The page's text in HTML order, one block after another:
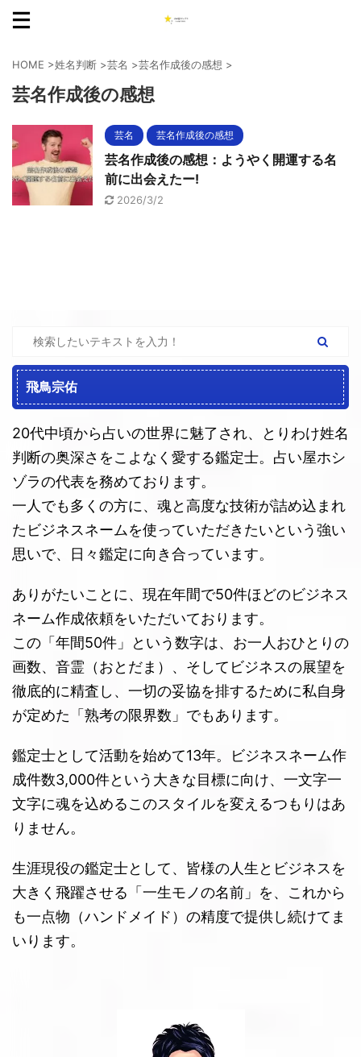
HOME >姓名判断 >芸名 >芸名作成後の感想 >
芸名作成後の感想
芸名 芸名作成後の感想
芸名作成後の感想：ようやく開運する名
前に出会えたー!
2026/3/2
飛鳥宗佑
20代中頃から占いの世界に魅了され、とりわけ姓名
判断の奥深さをこよなく愛する鑑定士。占い屋ホシ
ゾラの代表を務めております。
一人でも多くの方に、魂と高度な技術が詰め込まれ
たビジネスネームを使っていただきたいという強い
思いで、日々鑑定に向き合っています。
ありがたいことに、現在年間で50件ほどのビジネス
ネーム作成依頼をいただいております。
この「年間50件」という数字は、お一人おひとりの
画数、音霊（おとだま）、そしてビジネスの展望を
徹底的に精査し、一切の妥協を排するために私自身
が定めた「熟考の限界数」でもあります。
鑑定士として活動を始めて13年。ビジネスネーム作
成件数3,000件という大きな目標に向け、一文字一
文字に魂を込めるこのスタイルを変えるつもりはあ
りません。
生涯現役の鑑定士として、皆様の人生とビジネスを
大きく飛躍させる「一生モノの名前」を、これから
も一点物（ハンドメイド）の精度で提供し続けてま
いります。